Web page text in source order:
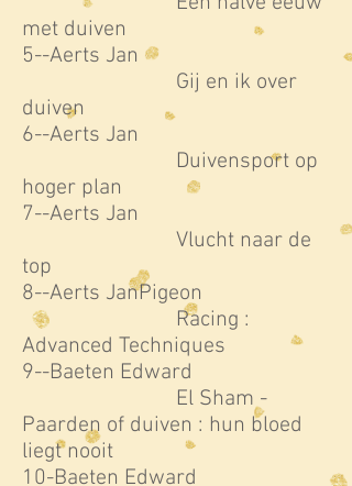
met duiven
5--Aerts Jan
Gij en ik over
duiven
6--Aerts Jan
Duivensport op
hoger plan
7--Aerts Jan
Vlucht naar de
top
8--Aerts JanPigeon
Racing :
Advanced Techniques
9--Baeten Edward
El Sham -
Paarden of duiven : hun bloed
liegt nooit
10-Baeten Edward